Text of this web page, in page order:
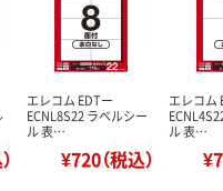
エレコム EDTー
ECNL8S22 ラベルシー
ル 表…
¥720（税込）
エレコム
ル 表…